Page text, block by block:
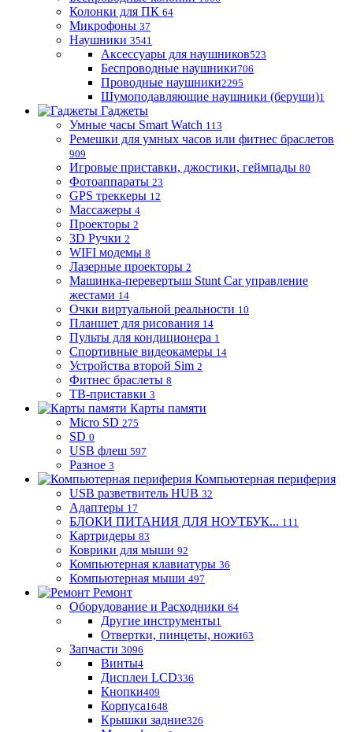
Колонки для ПК 64
Микрофоны 37
Наушники 3541
Аксессуары для наушников523
Беспроводные наушники706
Проводные наушники2295
Шумоподавляющие наушники (беруши)1
Гаджеты
Умные часы Smart Watch 113
Ремешки для умных часов или фитнес браслетов
909
Игровые приставки, джостики, геймпады 80
Фотоаппараты 23
GPS треккеры 12
Массажеры 4
Проекторы 2
3D Ручки 2
WIFI модемы 8
Лазерные проекторы 2
Машинка-перевертыш Stunt Car управление
жестами 14
Очки виртуальной реальности 10
Планшет для рисования 14
Пульты для кондиционера 1
Спортивные видеокамеры 14
Устройства второй Sim 2
Фитнес браслеты 8
ТВ-приставки 3
Карты памяти
Micro SD 275
SD 0
USB флеш 597
Разное 3
Компьютерная периферия
USB разветвитель HUB 32
Адаптеры 17
БЛОКИ ПИТАНИЯ ДЛЯ НОУТБУК... 111
Картридеры 83
Коврики для мыши 92
Компьютерная клавиатуры 36
Компьютерная мыши 497
Ремонт
Оборудование и Расходники 64
Другие инструменты1
Отвертки, пинцеты, ножи63
Запчасти 3096
Винты4
Дисплеи LCD336
Кнопки409
Корпуса1648
Крышки задние326